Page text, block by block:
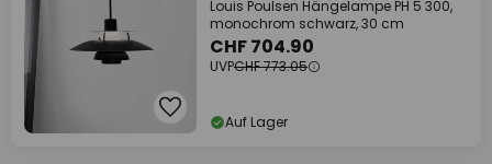
Louis Poulsen Hängelampe PH 5 300,
monochrom schwarz, 30 cm
CHF 704.90
UVPCHF 773.05
Auf Lager